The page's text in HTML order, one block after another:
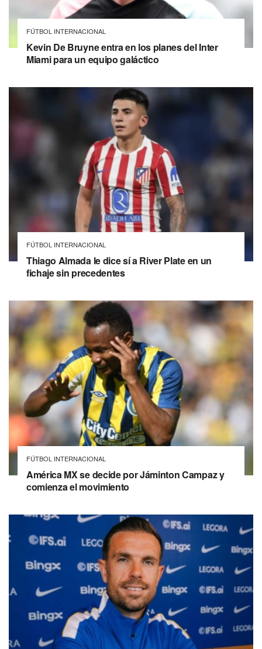
FÚTBOL INTERNACIONAL
Kevin De Bruyne entra en los planes del Inter
Miami para un equipo galáctico
FÚTBOL INTERNACIONAL
Thiago Almada le dice sí a River Plate en un
fichaje sin precedentes
FÚTBOL INTERNACIONAL
América MX se decide por Jáminton Campaz y
comienza el movimiento